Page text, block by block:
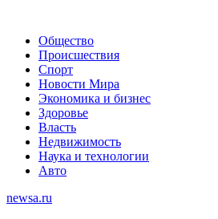
Общество
Происшествия
Спорт
Новости Мира
Экономика и бизнес
Здоровье
Власть
Недвижимость
Наука и технологии
Авто
newsa.ru